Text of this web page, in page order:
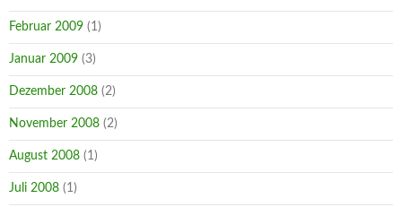
Februar 2009 (1)
Januar 2009 (3)
Dezember 2008 (2)
November 2008 (2)
August 2008 (1)
Juli 2008 (1)